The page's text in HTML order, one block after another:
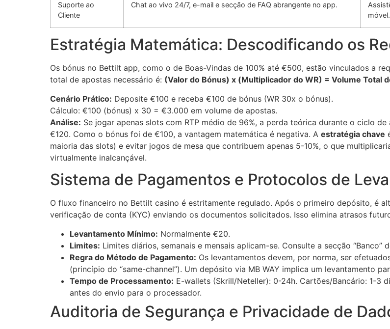
Suporte ao
Cliente
Chat ao vivo 24/7, e-mail e secção de FAQ abrangente no app.
móvel.
Estratégia Matemática: Descodificando os
Os bónus no Bettilt app, como o de Boas-Vindas de 100% até €500, estão vinculados a
total de apostas necessário é: (Valor do Bónus) x (Multiplicador do WR) = Volume Total
Cenário Prático: Deposite €100 e receba €100 de bónus (WR 30x o bónus).
Cálculo: €100 (bónus) x 30 = €3.000 em volume de apostas.
Análise: Se jogar apenas slots com RTP médio de 96%, a perda teórica durante o ciclo
€120. Como o bónus foi de €100, a vantagem matemática é negativa. A estratégia chave
maioria das slots) e evitar jogos de mesa que contribuem apenas 5-10%, o que
virtualmente inalcançável.
Sistema de Pagamentos e Protocolos de
O fluxo financeiro no Bettilt casino é estritamente regulado. Após o primeiro depósito, é
verificação de conta (KYC) enviando os documentos solicitados. Isso elimina atrasos
Levantamento Mínimo: Normalmente €20.
Limites: Limites diários, semanais e mensais aplicam-se. Consulte a secção “Banco”
Regra do Método de Pagamento: Os levantamentos devem, por norma, ser
(princípio do “same-channel”). Um depósito via MB WAY implica um levantamento
Tempo de Processamento: E-wallets (Skrill/Neteller): 0-24h. Cartões/Bancário: 1-3
antes do envio para o processador.
Auditoria de Segurança e Privacidade de